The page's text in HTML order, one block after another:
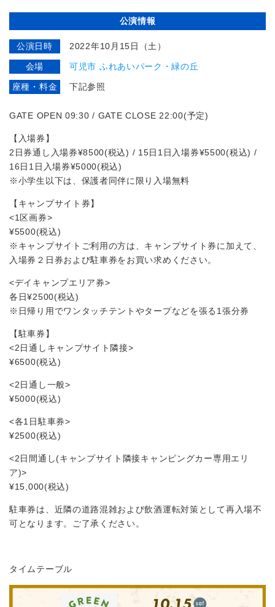
公演情報
公演日時 2022年10月15日（土）
会場 可児市 ふれあいパーク・緑の丘
座種・料金 下記参照
GATE OPEN 09:30 / GATE CLOSE 22:00(予定)
【入場券】
2日券通し入場券¥8500(税込) / 15日1日入場券¥5500(税込) /
16日1日入場券¥5000(税込)
※小学生以下は、保護者同伴に限り入場無料
【キャンプサイト券】
<1区画券>
¥5500(税込)
※キャンプサイトご利用の方は、キャンプサイト券に加えて、
入場券２日券および駐車券をお買い求めください。
<デイキャンプエリア券>
各日¥2500(税込)
※日帰り用でワンタッチテントやタープなどを張る1張分券
【駐車券】
<2日通しキャンプサイト隣接>
¥6500(税込)
<2日通し一般>
¥5000(税込)
<各1日駐車券>
¥2500(税込)
<2日間通し(キャンプサイト隣接キャンピングカー専用エリ
ア)>
¥15,000(税込)
駐車券は、近隣の道路混雑および飲酒運転対策として再入場不
可となります。ご了承ください。
タイムテーブル